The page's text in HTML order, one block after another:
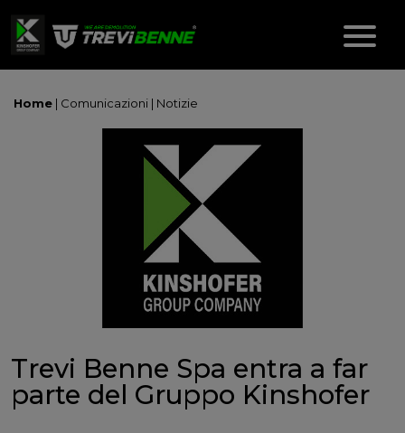
Home | Comunicazioni | Notizie
Trevi Benne Spa entra a far
parte del Gruppo Kinshofer